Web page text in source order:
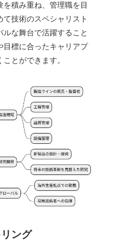
積み重ね、管理職を目
技術のスペシャリスト
な舞台で活躍すること
目標に合ったキャリアプ
とができます。
ング